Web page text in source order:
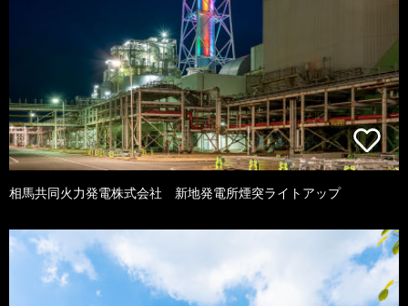
相馬共同火力発電株式会社 新地発電所煙突ライトアップ